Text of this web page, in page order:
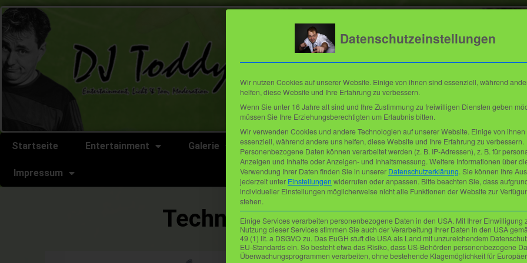
Startseite Entertainment Galerie Live-Termine Mehr Referenzen
Impressum
Technik
DJ Toddy
Entertainment
Thorsten Siemer
Reepschlägerstraße
Datenschutzeinstellungen
Wir nutzen Cookies auf unserer Website. Einige von ihnen sind essenziell, während
helfen, diese Website und Ihre Erfahrung zu verbessern.
Wenn Sie unter 16 Jahre alt sind und Ihre Zustimmung zu freiwilligen Diensten geben
müssen Sie Ihre Erziehungsberechtigten um Erlaubnis bitten.
Wir verwenden Cookies und andere Technologien auf unserer Website. Einige von
essenziell, während andere uns helfen, diese Website und Ihre Erfahrung zu verbessern.
Personenbezogene Daten können verarbeitet werden (z. B. IP-Adressen), z. B. für
Anzeigen und Inhalte oder Anzeigen- und Inhaltsmessung. Weitere Informationen über
Verwendung Ihrer Daten finden Sie in unserer Datenschutzerklärung. Sie können Ihre
jederzeit unter Einstellungen widerrufen oder anpassen. Bitte beachten Sie, dass
individueller Einstellungen möglicherweise nicht alle Funktionen der Website zur
stehen.
Einige Services verarbeiten personenbezogene Daten in den USA. Mit Ihrer Einwilligung
Nutzung dieser Services stimmen Sie auch der Verarbeitung Ihrer Daten in den USA
49 (1) lit. a DSGVO zu. Das EuGH stuft die USA als Land mit unzureichendem
EU-Standards ein. So besteht etwa das Risiko, dass US-Behörden personenbezogene
Überwachungsprogrammen verarbeiten, ohne bestehende Klagemöglichkeit für